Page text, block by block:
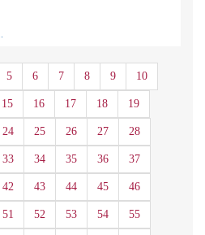
5 6 7 8 9 10
15 16 17 18 19
24 25 26 27 28
33 34 35 36 37
42 43 44 45 46
51 52 53 54 55